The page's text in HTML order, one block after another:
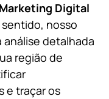
Marketing Digital
nosso
análise detalhada
região de
e traçar os